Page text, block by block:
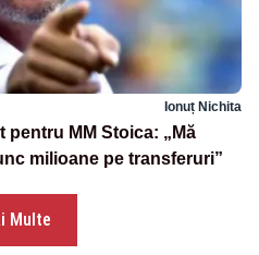
Ionuț Nichita
pentru MM Stoica: „Mă
milioane pe transferuri”
Multe